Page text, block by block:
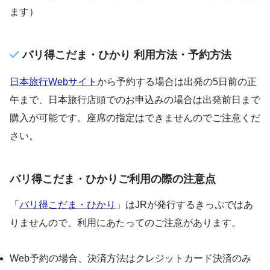
ます）
バリ得こだま・ひかり 利用方法・予約方法
日本旅行Webサイト から予約する場合は出発の5日前の正
午まで、日本旅行店頭でのお申込みの場合は出発前日まで
購入が可能です。座席の指定はできませんのでご注意くだ
さい。
バリ得こだま・ひかりご利用の際の注意点
「 バリ得こだま・ひかり 」はJRが発行するきっぷではあ
りませんので、利用にあたってのご注意があります。
Web予約の場合、決済方法はクレジットカード決済のみ